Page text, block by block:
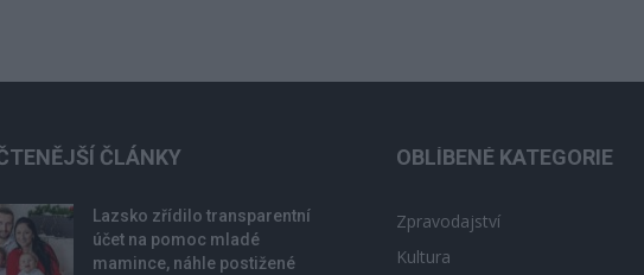
ČLÁNKY
Lazsko zřídilo transparentní
účet na pomoc mladé
mamince, náhle postižené
OBLÍBENÉ KATEGORIE
Zpravodajství
Kultura